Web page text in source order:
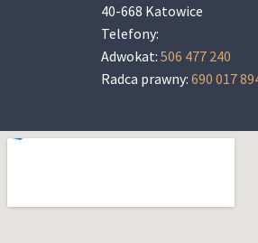
40-668 Katowice
Telefony:
Adwokat: 506 477 240
Radca prawny: 690 017